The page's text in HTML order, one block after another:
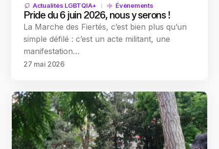
Actualités LGBTQIA+ Évènements
Pride du 6 juin 2026, nous y serons !
La Marche des Fiertés, c’est bien plus qu’un
simple défilé : c’est un acte militant, une
manifestation…
27 mai 2026